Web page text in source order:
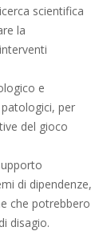
scientifica
la
e
per
del gioco
di dipendenze,
che potrebbero
disagio.